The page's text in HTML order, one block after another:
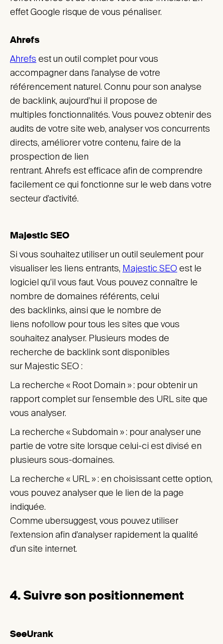
effet Google risque de vous pénaliser.
Ahrefs
Ahrefs est un outil complet pour vous
accompagner dans l’analyse de votre
référencement naturel. Connu pour son analyse
de backlink, aujourd’hui il propose de
multiples fonctionnalités. Vous pouvez obtenir des
audits de votre site web, analyser vos concurrents
directs, améliorer votre contenu, faire de la
prospection de lien
rentrant. Ahrefs est efficace afin de comprendre
facilement ce qui fonctionne sur le web dans votre
secteur d’activité.
Majestic SEO
Si vous souhaitez utiliser un outil seulement pour
visualiser les liens entrants, Majestic SEO est le
logiciel qu’il vous faut. Vous pouvez connaître le
nombre de domaines référents, celui
des backlinks, ainsi que le nombre de
liens nofollow pour tous les sites que vous
souhaitez analyser. Plusieurs modes de
recherche de backlink sont disponibles
sur Majestic SEO :
La recherche « Root Domain » : pour obtenir un
rapport complet sur l’ensemble des URL site que
vous analyser.
La recherche « Subdomain » : pour analyser une
partie de votre site lorsque celui-ci est divisé en
plusieurs sous-domaines.
La recherche « URL » : en choisissant cette option,
vous pouvez analyser que le lien de la page
indiquée.
Comme ubersuggest, vous pouvez utiliser
l’extension afin d’analyser rapidement la qualité
d’un site internet.
4. Suivre son positionnement
SeeUrank